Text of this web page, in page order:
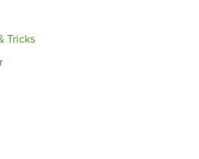
Tricks